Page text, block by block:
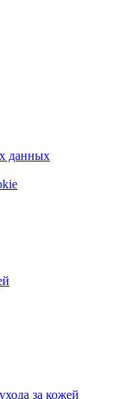
данных
за кожей